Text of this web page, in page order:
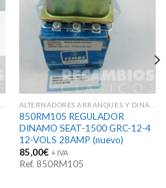
850RM105 REGULADOR
DINAMO SEAT-1500 GRC-12-4
12-VOLS 28AMP (nuevo)
85,00€ + IVA
Ref. 850RM105